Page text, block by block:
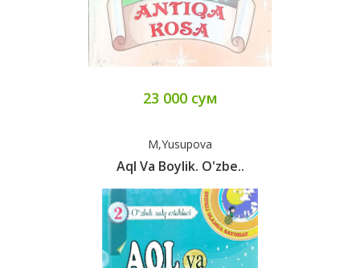
23 000 сум
M,Yusupova
Aql Va Boylik. O'zbe..